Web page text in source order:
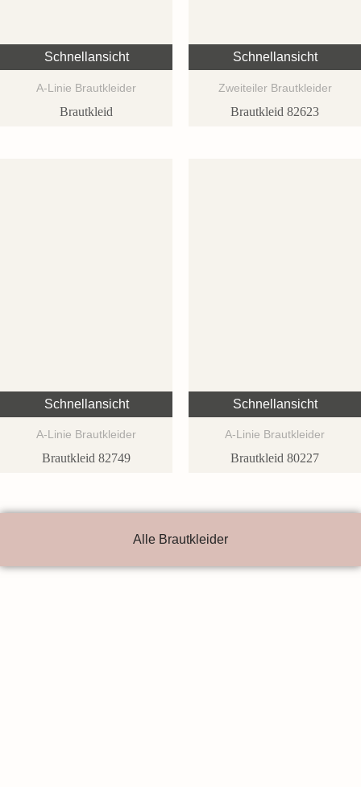
Schnellansicht
A-Linie Brautkleider
Brautkleid
Schnellansicht
Zweiteiler Brautkleider
Brautkleid 82623
Schnellansicht
A-Linie Brautkleider
Brautkleid 82749
Schnellansicht
A-Linie Brautkleider
Brautkleid 80227
Alle Brautkleider